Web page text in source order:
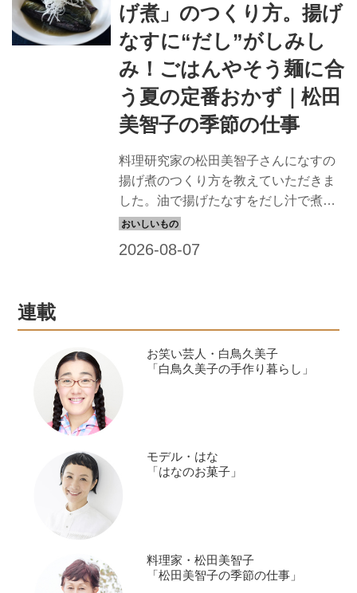
げ煮」のつくり方。揚げ
なすに“だし”がしみし
み！ごはんやそう麺に合
う夏の定番おかず｜松田
美智子の季節の仕事
料理研究家の松田美智子さんになすの
揚げ煮のつくり方を教えていただきま
した。油で揚げたなすをだし汁で煮て
冷やしていただく、夏にぴったりの一
連載
お笑い芸人・白鳥久美子
「白鳥久美子の手作り暮らし」
モデル・はな
「はなのお菓子」
料理家・松田美智子
「松田美智子の季節の仕事」